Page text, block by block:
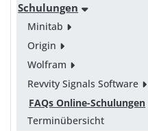
Schulungen
Minitab
Origin
Wolfram
Revvity Signals Software
FAQs Online-Schulungen
Terminübersicht